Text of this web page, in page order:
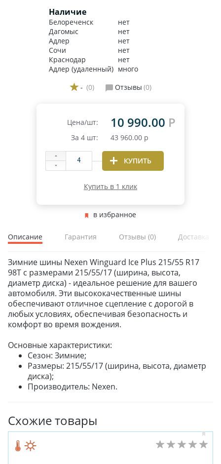
Наличие
Белореченск
нет
Дагомыс
нет
Адлер
нет
Сочи
нет
Краснодар
нет
Адлер (удаленный) много
- (0) Отзывы (0)
Цена/шт: 10 990.00 Р
За 4 шт: 43 960.00 р
КУПИТЬ
Купить в 1 клик
в избранное
Описание Гарантия Отзывы (0) Доставка и
Зимние шины Nexen Winguard Ice Plus 215/55 R17
98T с размерами 215/55/17 (ширина, высота,
диаметр диска) - идеальное решение для вашего
автомобиля. Эти высококачественные шины
обеспечивают отличное сцепление с дорогой в
любых условиях, обеспечивая безопасность и
комфорт во время вождения.
Основные характеристики:
Сезон: Зимние;
Размеры: 215/55/17 (ширина, высота, диаметр
диска);
Производитель: Nexen.
Схожие товары